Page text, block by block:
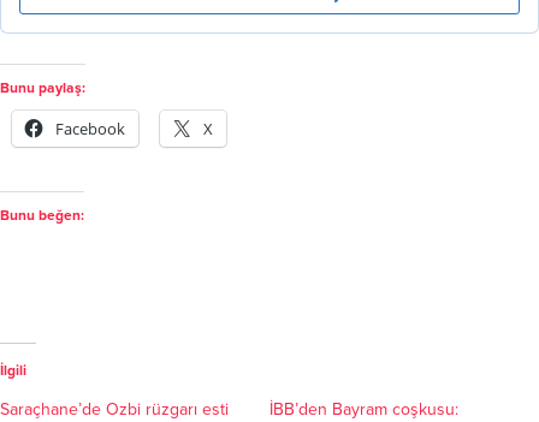
Bunu paylaş:
Facebook X
Bunu beğen:
İlgili
Saraçhane’de Ozbi rüzgarı esti
İBB’den Bayram coşkusu: